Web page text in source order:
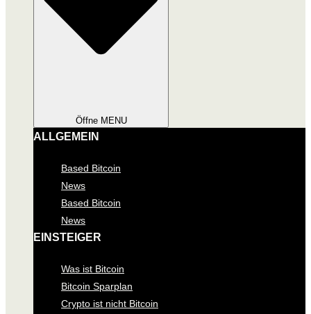
Öffne MENU
ALLGEMEIN
Based Bitcoin
News
Based Bitcoin
News
EINSTEIGER
Was ist Bitcoin
Bitcoin Sparplan
Crypto ist nicht Bitcoin